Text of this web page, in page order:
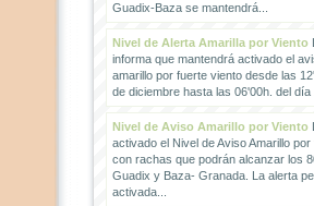
Guadix-Baza se mantendrá...
Nivel de Alerta Amarilla por Viento
informa que mantendrá activado el
amarillo por fuerte viento desde las
de diciembre hasta las 06'00h. del día
Nivel de Aviso Amarillo por Viento
activado el Nivel de Aviso Amarillo por
con rachas que podrán alcanzar los
Guadix y Baza- Granada. La alerta
activada...